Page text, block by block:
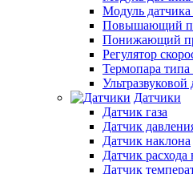
Модуль
Повышающий
Понижающий
Регулятор
Термопара
Ультразвуковой
Датчики
Датчик газа
Датчик
Датчик наклона
Датчик расхода
Датчик